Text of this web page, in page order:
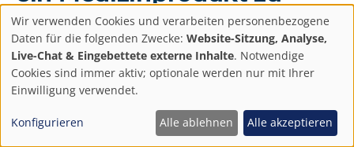
befolgen
Zusammenfassend lässt sich sagen, dass
die Übersetzung einer EU-
Konformitätserklärung für Medizinprodukte
Wir verwenden Cookies und verarbeiten personenbezogene
Daten für die folgenden Zwecke: Website-Sitzung, Analyse,
Live-Chat & Eingebettete externe Inhalte. Notwendige
Cookies sind immer aktiv; optionale werden nur mit Ihrer
Einwilligung verwendet.
Konfigurieren Alle ablehnen Alle akzeptieren